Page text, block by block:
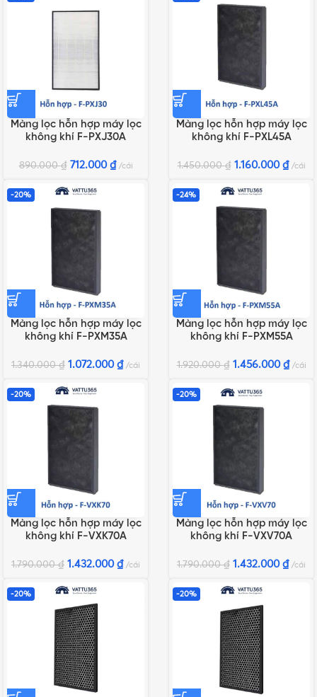
Màng lọc hỗn hợp máy lọc
không khí F-PXJ30A
890.000₫ 712.000 ₫ cái
Màng lọc hỗn hợp máy lọc
không khí F-PXL45A
1.450.000₫ 1.160.000 ₫ cái
-20%
Màng lọc hỗn hợp máy lọc
không khí F-PXM35A
1.340.000₫ 1.072.000 ₫ cái
-24%
Màng lọc hỗn hợp máy lọc
không khí F-PXM55A
1.920.000₫ 1.456.000 ₫ cái
-20%
Màng lọc hỗn hợp máy lọc
không khí F-VXK70A
1.790.000₫ 1.432.000 ₫ cái
-20%
Màng lọc hỗn hợp máy lọc
không khí F-VXV70A
1.790.000₫ 1.432.000 ₫ cái
-20% -20%